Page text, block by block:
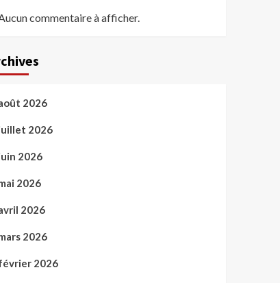
commentaire à afficher.
2026
2026
2026
2026
2026
2026
2026